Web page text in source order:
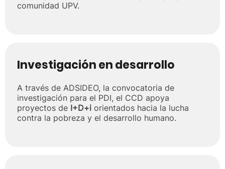
comunidad UPV.
Investigación en desarrollo
A través de ADSIDEO, la convocatoria de
investigación para el PDI, el CCD apoya
proyectos de I+D+i orientados hacia la lucha
contra la pobreza y el desarrollo humano.